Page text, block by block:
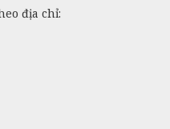
địa chỉ: